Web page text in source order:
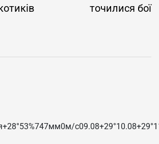
точилися бої
+28°53%747мм0м/c09.08+29°10.08+29°